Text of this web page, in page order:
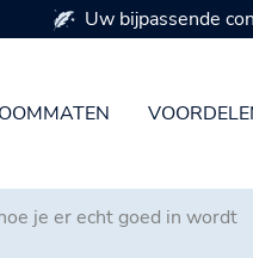
Beschikbaar in 7
je er echt goed in wordt